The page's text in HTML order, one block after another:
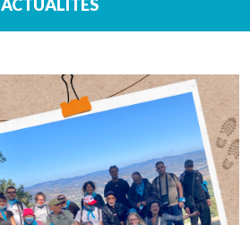
ACTUALITÉS